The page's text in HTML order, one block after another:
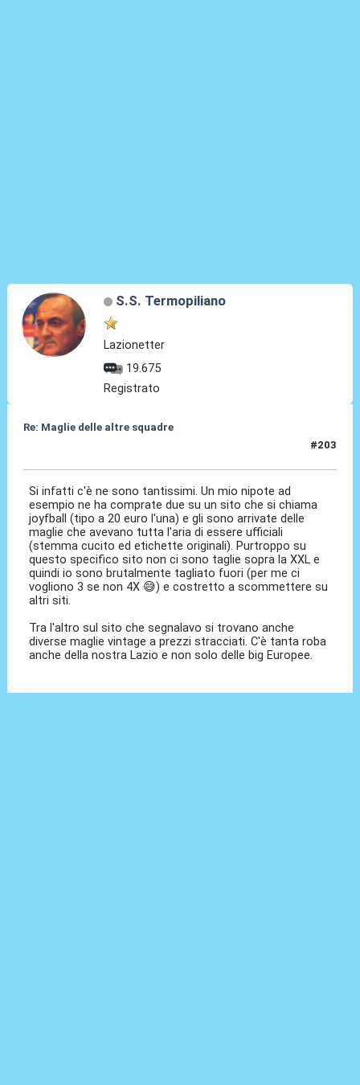
S.S. Termopiliano
Lazionetter
19.675
Registrato
Re: Maglie delle altre squadre
#203
Si infatti c'è ne sono tantissimi. Un mio nipote ad
esempio ne ha comprate due su un sito che si chiama
joyfball (tipo a 20 euro l'una) e gli sono arrivate delle
maglie che avevano tutta l'aria di essere ufficiali
(stemma cucito ed etichette originali). Purtroppo su
questo specifico sito non ci sono taglie sopra la XXL e
quindi io sono brutalmente tagliato fuori (per me ci
vogliono 3 se non 4X 😅) e costretto a scommettere su
altri siti.
Tra l'altro sul sito che segnalavo si trovano anche
diverse maglie vintage a prezzi stracciati. C'è tanta roba
anche della nostra Lazio e non solo delle big Europee.